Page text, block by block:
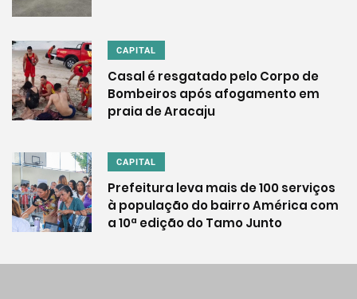
CAPITAL
Casal é resgatado pelo Corpo de
Bombeiros após afogamento em
praia de Aracaju
CAPITAL
Prefeitura leva mais de 100 serviços
à população do bairro América com
a 10ª edição do Tamo Junto